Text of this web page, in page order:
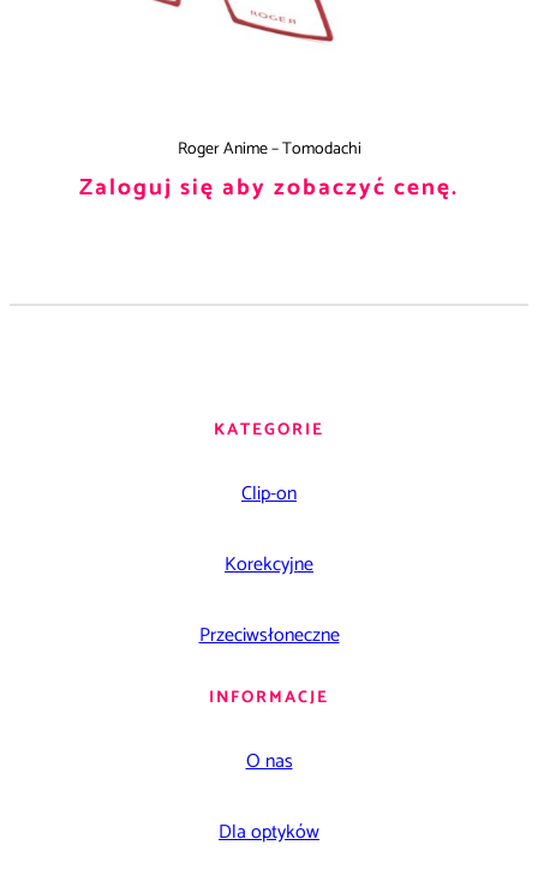
Roger Anime – Tomodachi
Zaloguj się aby zobaczyć cenę.
KATEGORIE
Clip-on
Korekcyjne
Przeciwsłoneczne
INFORMACJE
O nas
Dla optyków